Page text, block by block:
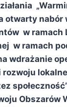
otwarty nabór
w ramach
w ramach
wdrażanie
Obszarów